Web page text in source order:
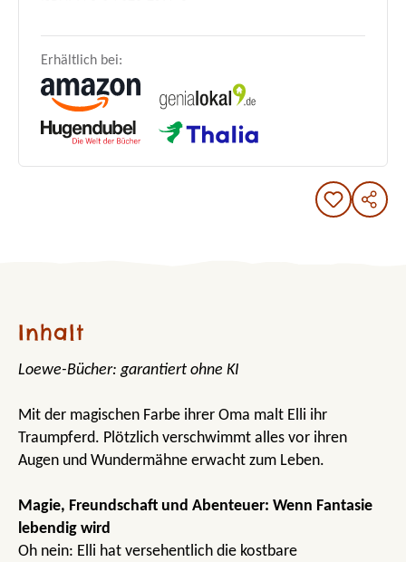
Erhältlich bei:
Inhalt
Loewe-Bücher: garantiert ohne KI
Mit der magischen Farbe ihrer Oma malt Elli ihr
Traumpferd. Plötzlich verschwimmt alles vor ihren
Augen und Wundermähne erwacht zum Leben.
Magie, Freundschaft und Abenteuer: Wenn Fantasie
lebendig wird
Oh nein: Elli hat versehentlich die kostbare